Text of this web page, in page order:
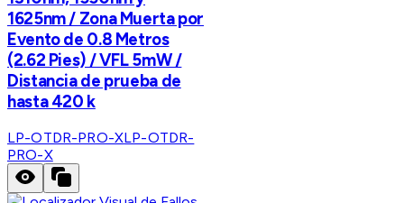
1625nm / Zona Muerta por
Evento de 0.8 Metros
(2.62 Pies) / VFL 5mW /
Distancia de prueba de
hasta 420 k
LP-OTDR-PRO-XLP-OTDR-
PRO-X